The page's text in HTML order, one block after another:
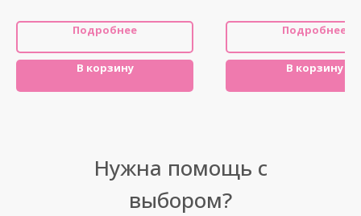
Подробнее
В корзину
Подробнее
В корзину
Нужна помощь с
выбором?